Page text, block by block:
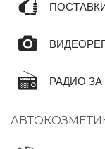
РАДИО ЗА